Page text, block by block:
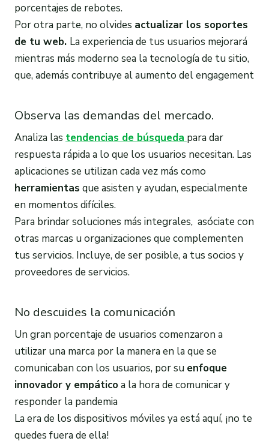
porcentajes de rebotes.
Por otra parte, no olvides actualizar los soportes
de tu web. La experiencia de tus usuarios mejorará
mientras más moderno sea la tecnología de tu sitio,
que, además contribuye al aumento del engagement
Observa las demandas del mercado.
Analiza las tendencias de búsqueda para dar
respuesta rápida a lo que los usuarios necesitan. Las
aplicaciones se utilizan cada vez más como
herramientas que asisten y ayudan, especialmente
en momentos difíciles.
Para brindar soluciones más integrales, asóciate con
otras marcas u organizaciones que complementen
tus servicios. Incluye, de ser posible, a tus socios y
proveedores de servicios.
No descuides la comunicación
Un gran porcentaje de usuarios comenzaron a
utilizar una marca por la manera en la que se
comunicaban con los usuarios, por su enfoque
innovador y empáticoa la hora de comunicar y
responder la pandemia
La era de los dispositivos móviles ya está aquí, ¡no te
quedes fuera de ella!